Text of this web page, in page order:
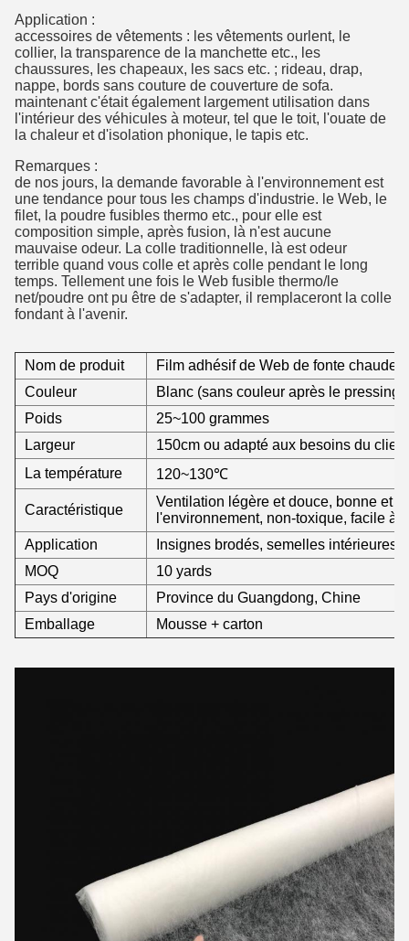
Application :
accessoires de vêtements : les vêtements ourlent, le
collier, la transparence de la manchette etc., les
chaussures, les chapeaux, les sacs etc. ; rideau, drap,
nappe, bords sans couture de couverture de sofa.
maintenant c'était également largement utilisation dans
l'intérieur des véhicules à moteur, tel que le toit, l'ouate de
la chaleur et d'isolation phonique, le tapis etc.
Remarques :
de nos jours, la demande favorable à l'environnement est
une tendance pour tous les champs d'industrie. le Web, le
filet, la poudre fusibles thermo etc., pour elle est
composition simple, après fusion, là n'est aucune
mauvaise odeur. La colle traditionnelle, là est odeur
terrible quand vous colle et après colle pendant le long
temps. Tellement une fois le Web fusible thermo/le
net/poudre ont pu être de s'adapter, il remplaceront la colle
fondant à l'avenir.
Nom de produit
Film adhésif de Web de fonte chaude
Couleur
Blanc (sans couleur après le pressing
Poids
25~100 grammes
Largeur
150cm ou adapté aux besoins du client
La température
120~130℃
Caractéristique
Ventilation légère et douce, bonne et
l'environnement, non-toxique, facile à
Application
Insignes brodés, semelles intérieures,
MOQ
10 yards
Pays d'origine
Province du Guangdong, Chine
Emballage
Mousse + carton